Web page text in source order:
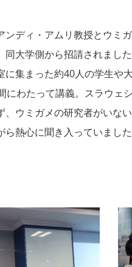
ディ・アムリ教授とウミ
同大学側から招請されまし
に集まった約40人の学生や
にわたって講義。スラウェ
、ウミガメの研究者がいな
熱心に聞き入っていました